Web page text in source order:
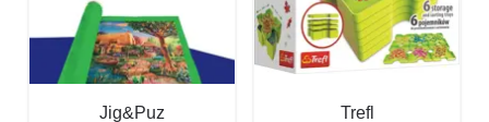
Jig&Puz
Trefl